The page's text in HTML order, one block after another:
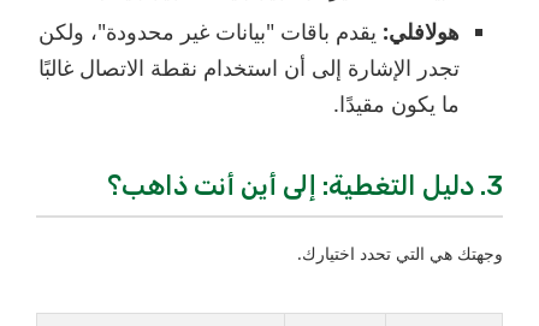
هولافلي: يقدم باقات "بيانات غير محدودة"، ولكن
تجدر الإشارة إلى أن استخدام نقطة الاتصال غالبًا
ما يكون مقيدًا.
3. دليل التغطية: إلى أين أنت ذاهب؟
وجهتك هي التي تحدد اختيارك.